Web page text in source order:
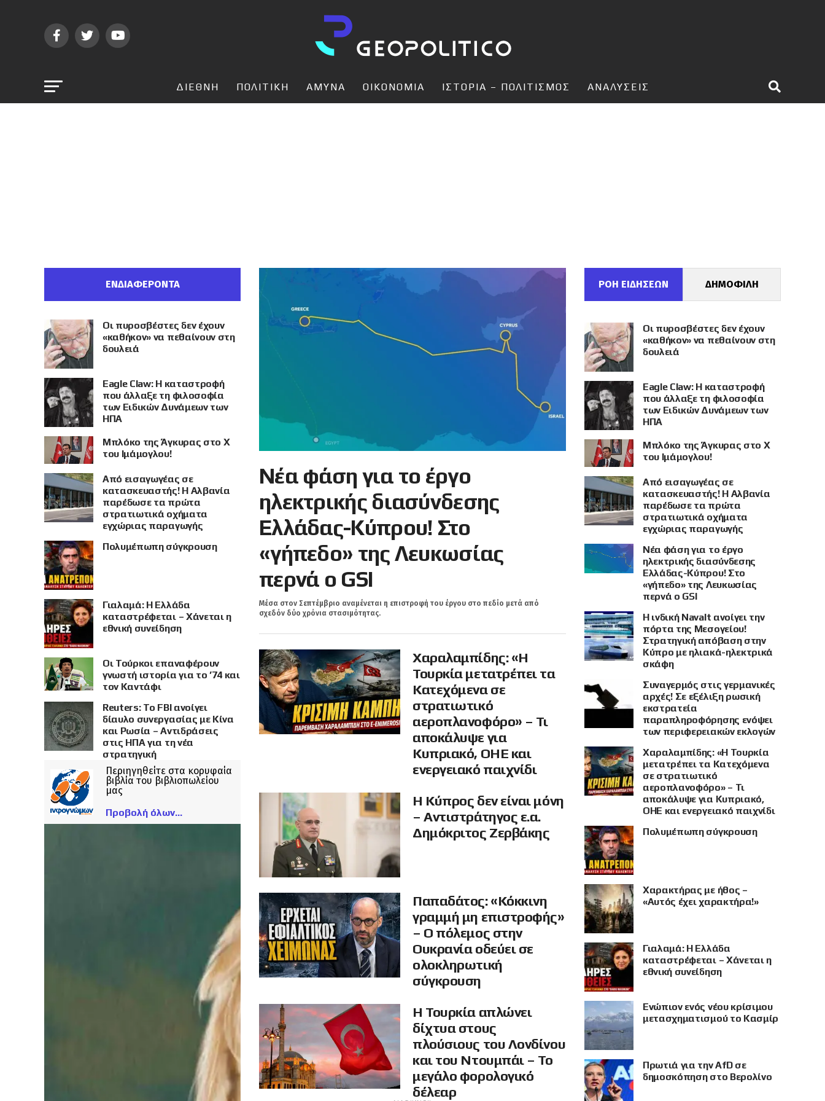
ΔΙΕΘΝΗ ΠΟΛΙΤΙΚΗ ΑΜΥΝΑ ΟΙΚΟΝΟΜΙΑ ΙΣΤΟΡΙΑ – ΠΟΛΙΤΙΣΜΟΣ ΑΝΑΛΥΣΕΙΣ
Νέα φάση για το έργο
ηλεκτρικής διασύνδεσης
Ελλάδας-Κύπρου! Στο
«γήπεδο» της Λευκωσίας
περνά ο GSI
Μέσα στον Σεπτέμβριο αναμένεται η επιστροφή του έργου στο πεδίο μετά από
σχεδόν δύο χρόνια στασιμότητας.
Χαραλαμπίδης: «Η
Τουρκία μετατρέπει τα
Κατεχόμενα σε
στρατιωτικό
αεροπλανοφόρο» – Τι
αποκάλυψε για
Κυπριακό, ΟΗΕ και
ενεργειακό παιχνίδι
Η Κύπρος δεν είναι μόνη
– Αντιστράτηγος ε.α.
Δημόκριτος Ζερβάκης
Παπαδάτος: «Κόκκινη
γραμμή μη επιστροφής»
– Ο πόλεμος στην
Ουκρανία οδεύει σε
ολοκληρωτική
σύγκρουση
Η Τουρκία απλώνει
δίχτυα στους
πλούσιους του Λονδίνου
και του Ντουμπάι – Το
μεγάλο φορολογικό
δέλεαρ
ΕΝΔΙΑΦΕΡΟΝΤΑ
Οι πυροσβέστες δεν έχουν
«καθήκον» να πεθαίνουν στη
δουλειά
Eagle Claw: Η καταστροφή
που άλλαξε τη φιλοσοφία
των Ειδικών Δυνάμεων των
ΗΠΑ
Μπλόκο της Άγκυρας στο X
του Ιμάμογλου!
Από εισαγωγέας σε
κατασκευαστής! Η Αλβανία
παρέδωσε τα πρώτα
στρατιωτικά οχήματα
εγχώριας παραγωγής
Πολυμέπωπη σύγκρουση
Γιαλαμά: Η Ελλάδα
καταστρέφεται – Χάνεται η
εθνική συνείδηση
Οι Τούρκοι επαναφέρουν
γνωστή ιστορία για το ’74 και
τον Καντάφι
Reuters: Το FBI ανοίγει
δίαυλο συνεργασίας με Κίνα
και Ρωσία – Αντιδράσεις
στις ΗΠΑ για τη νέα
στρατηγική
Περιηγηθείτε στα κορυφαία
βιβλία του βιβλιοπωλείου
μας
Προβολή όλων
ΡΟΗ ΕΙΔΗΣΕΩΝ ΔΗΜΟΦΙΛΗ
Οι πυροσβέστες δεν έχουν
«καθήκον» να πεθαίνουν στη
δουλειά
Eagle Claw: Η καταστροφή
που άλλαξε τη φιλοσοφία
των Ειδικών Δυνάμεων των
ΗΠΑ
Μπλόκο της Άγκυρας στο X
του Ιμάμογλου!
Από εισαγωγέας σε
κατασκευαστής! Η Αλβανία
παρέδωσε τα πρώτα
στρατιωτικά οχήματα
εγχώριας παραγωγής
Νέα φάση για το έργο
ηλεκτρικής διασύνδεσης
Ελλάδας-Κύπρου! Στο
«γήπεδο» της Λευκωσίας
περνά ο GSI
Η ινδική Navalt ανοίγει την
πόρτα της Μεσογείου!
Στρατηγική απόβαση στην
Κύπρο με ηλιακά-ηλεκτρικά
σκάφη
Συναγερμός στις γερμανικές
αρχές! Σε εξέλιξη ρωσική
εκστρατεία
παραπληροφόρησης ενόψει
των περιφερειακών εκλογών
Χαραλαμπίδης: «Η Τουρκία
μετατρέπει τα Κατεχόμενα
σε στρατιωτικό
αεροπλανοφόρο» – Τι
αποκάλυψε για Κυπριακό,
ΟΗΕ και ενεργειακό παιχνίδι
Πολυμέπωπη σύγκρουση
Χαρακτήρας με ήθος –
«Αυτός έχει χαρακτήρα!»
Γιαλαμά: Η Ελλάδα
καταστρέφεται – Χάνεται η
εθνική συνείδηση
Eνώπιον ενός νέου κρίσιμου
μετασχηματισμού το Κασμίρ
Πρωτιά για την AfD σε
δημοσκόπηση στο Βερολίνο